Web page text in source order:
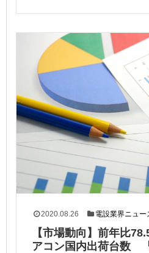
2020.08.26 電設業界ニュー
【市場動向】前年比
アコン国内出荷台数